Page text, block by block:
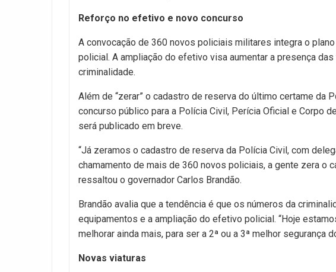
Reforço no efetivo e novo concurso
A convocação de 360 novos policiais militares integra o
policial. A ampliação do efetivo visa aumentar a presença
criminalidade.
Além de “zerar” o cadastro de reserva do último certame da
concurso público para a Polícia Civil, Perícia Oficial e Corpo
será publicado em breve.
“Já zeramos o cadastro de reserva da Polícia Civil, com
chamamento de mais de 360 novos policiais, a gente zera o
ressaltou o governador Carlos Brandão.
Brandão avalia que a tendência é que os números da
equipamentos e a ampliação do efetivo policial. “Hoje
melhorar ainda mais, para ser a 2ª ou a 3ª melhor segurança
Novas viaturas